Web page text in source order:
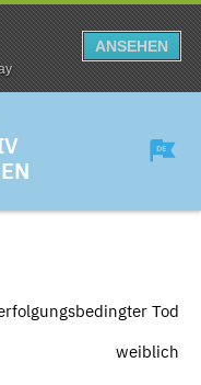
ANSEHEN
Tod
weiblich